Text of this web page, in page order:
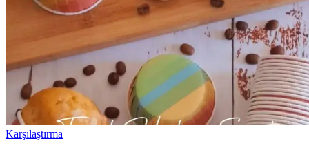
Karşılaştırma